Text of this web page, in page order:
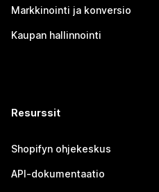
Markkinointi ja konversio
Kaupan hallinnointi
Resurssit
Shopifyn ohjekeskus
API-dokumentaatio